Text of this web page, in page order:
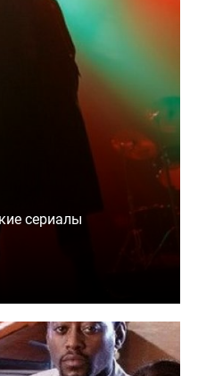
сериалы